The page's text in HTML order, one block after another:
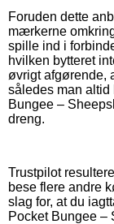
Foruden dette
mærkerne
spille ind i
hvilken bytteret
øvrigt afgørende,
således man altid
Bungee –
dreng.
Trustpilot
bese flere andre
slag for, at du
Pocket Bungee –